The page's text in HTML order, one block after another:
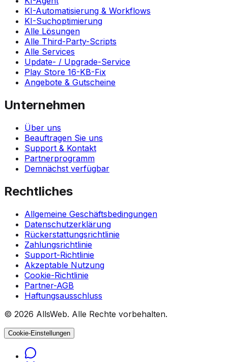
KI-Automatisierung & Workflows
KI-Suchoptimierung
Alle Lösungen
Alle Third-Party-Scripts
Alle Services
Update- / Upgrade-Service
Play Store 16-KB-Fix
Angebote & Gutscheine
Unternehmen
Über uns
Beauftragen Sie uns
Support & Kontakt
Partnerprogramm
Demnächst verfügbar
Rechtliches
Allgemeine Geschäftsbedingungen
Datenschutzerklärung
Rückerstattungsrichtlinie
Zahlungsrichtlinie
Support-Richtlinie
Akzeptable Nutzung
Cookie-Richtlinie
Partner-AGB
Haftungsausschluss
© 2026 AllsWeb. Alle Rechte vorbehalten.
Cookie-Einstellungen